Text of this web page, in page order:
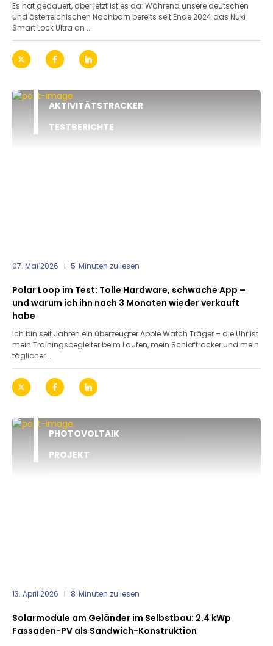
Es hat gedauert, aber jetzt ist es da: Während unsere deutschen
und österreichischen Nachbarn bereits seit Ende 2024 das Nuki
Smart Lock Ultra an ...
AKTIVITÄTSTRACKER
TESTBERICHTE
07. Mai 2026 5 Minuten zu lesen
Polar Loop im Test: Tolle Hardware, schwache App –
und warum ich ihn nach 3 Monaten wieder verkauft
habe
Ich bin seit Jahren ein überzeugter Apple Watch Träger – die Uhr ist
mein Trainingsbegleiter beim Laufen, mein Schlaftracker und mein
täglicher ...
PHOTOVOLTAIK
PROJEKT
13. April 2026 8 Minuten zu lesen
Solarmodule am Geländer im Selbstbau: 2.4 kWp
Fassaden-PV als Sandwich-Konstruktion